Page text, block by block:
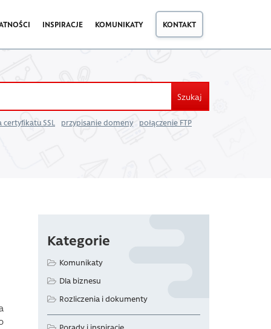
INSPIRACJE KOMUNIKATY KONTAKT
Szukaj
SSL przypisanie domeny
połączenie FTP
Kategorie
Komunikaty
Dla biznesu
Rozliczenia i dokumenty
Porady i inspiracje